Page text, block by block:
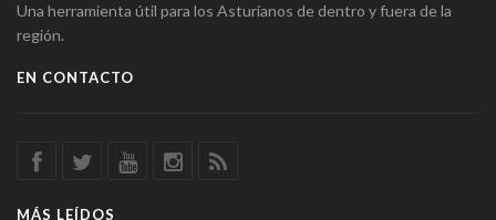
Una herramienta útil para los Asturianos de dentro y fuera de la
región.
EN CONTACTO
MÁS LEÍDOS